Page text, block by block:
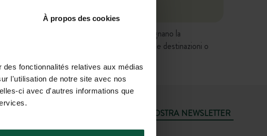
À propos des cookies
fonctionnalités relatives aux médias
l'utilisation de notre site avec nos
ci avec d'autres informations que
non hanno valore contrattuale e non impegnano la
vendita, ecc.) direttamente nelle schede delle destinazioni o
ISCRIVITI ALLA NOSTRA NEWSLETTER